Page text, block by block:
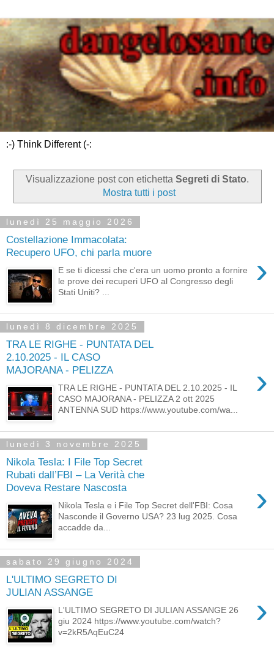
:-) Think Different (-:
Visualizzazione post con etichetta Segreti di Stato.
Mostra tutti i post
lunedì 25 maggio 2026
Costellazione Immacolata:
Recupero UFO, chi parla muore
›
E se ti dicessi che c'era un uomo pronto a fornire
le prove dei recuperi UFO al Congresso degli
Stati Uniti? ...
lunedì 8 dicembre 2025
TRA LE RIGHE - PUNTATA DEL
2.10.2025 - IL CASO
MAJORANA - PELIZZA
›
TRA LE RIGHE - PUNTATA DEL 2.10.2025 - IL
CASO MAJORANA - PELIZZA 2 ott 2025
ANTENNA SUD https://www.youtube.com/wa...
lunedì 3 novembre 2025
Nikola Tesla: I File Top Secret
Rubati dall’FBI – La Verità che
Doveva Restare Nascosta
›
Nikola Tesla e i File Top Secret dell'FBI: Cosa
Nasconde il Governo USA? 23 lug 2025. Cosa
accadde da...
sabato 29 giugno 2024
L'ULTIMO SEGRETO DI
JULIAN ASSANGE
›
L'ULTIMO SEGRETO DI JULIAN ASSANGE 26
giu 2024 https://www.youtube.com/watch?
v=2kR5AqEuC24